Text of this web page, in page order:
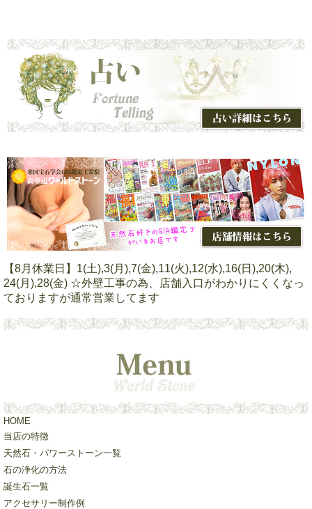
【8月休業日】1(土),3(月),7(金),11(火),12(水),16(日),20(木),
24(月),28(金) ☆外壁工事の為、店舗入口がわかりにくくなっ
ておりますが通常営業してます
HOME
当店の特徴
天然石・パワーストーン一覧
石の浄化の方法
誕生石一覧
アクセサリー制作例